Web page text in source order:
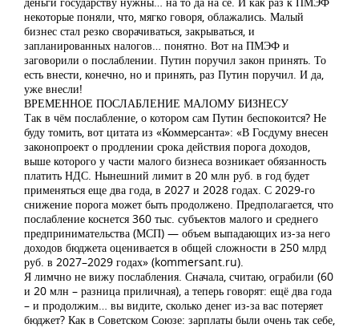
некоторые поняли, что, мягко говоря, облажались. Малый
бизнес стал резко сворачиваться, закрываться, и
запланированных налогов… понятно. Вот на ПМЭФ и
заговорили о послаблении. Путин поручил закон принять. То
есть внести, конечно, но и принять, раз Путин поручил. И да,
уже внесли!
ВРЕМЕННОЕ ПОСЛАБЛЕНИЕ МАЛОМУ БИЗНЕСУ
Так в чём послабление, о котором сам Путин беспокоится? Не
буду томить, вот цитата из «Коммерсанта»: «В Госдуму внесен
законопроект о продлении срока действия порога доходов,
выше которого у части малого бизнеса возникает обязанность
платить НДС. Нынешний лимит в 20 млн руб. в год будет
применяться еще два года, в 2027 и 2028 годах. С 2029-го
снижение порога может быть продолжено. Предполагается, что
послабление коснется 360 тыс. субъектов малого и среднего
предпринимательства (МСП) — объем выпадающих из-за него
доходов бюджета оценивается в общей сложности в 250 млрд
руб. в 2027–2029 годах» (kommersant.ru).
Я лимчно не вижу послабления. Сначала, считаю, ограбили (60
и 20 млн – разница приличная), а теперь говорят: ещё два года
– и продолжим… вы видите, сколько денег из-за вас потеряет
бюджет? Как в Советском Союзе: зарплаты были очень так себе,